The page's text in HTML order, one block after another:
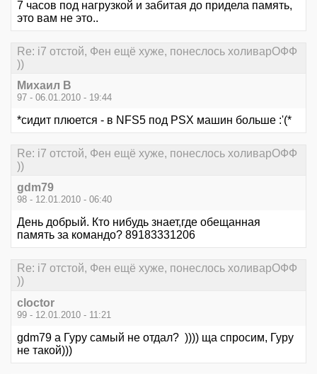
7 часов под нагрузкой и забитая до придела память,
это вам не это..
Re: i7 отстой, Фен ещё хуже, понеслось холиварОФФ
))
Михаил В
97 - 06.01.2010 - 19:44
*сидит плюется - в NFS5 под PSX машин больше :'(*
Re: i7 отстой, Фен ещё хуже, понеслось холиварОФФ
))
gdm79
98 - 12.01.2010 - 06:40
День добрый. Кто нибудь знает,где обещанная
память за командо? 89183331206
Re: i7 отстой, Фен ещё хуже, понеслось холиварОФФ
))
cloctor
99 - 12.01.2010 - 11:21
gdm79 а Гуру самый не отдал? )))) ща спросим, Гуру
не такой)))